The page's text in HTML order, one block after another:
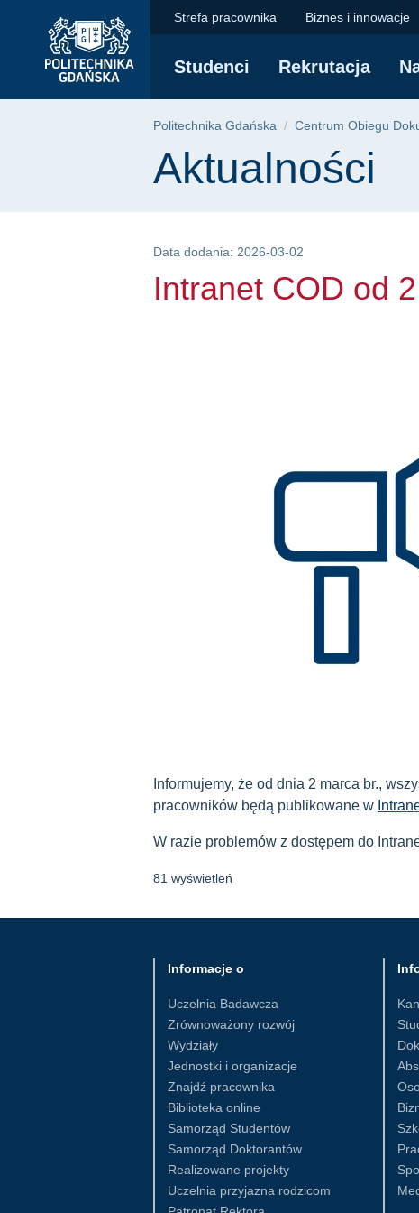
głównego
wyszukiwarki
Intranet COD od 2
Strefa pracownika Biznes i innowacje
Studenci Rekrutacja
Ścieżka
Politechnika Gdańska Centrum Obiegu
Treść strony
Aktualności
Data dodania: 2026-03-02
Intranet COD od
Informujemy, że od dnia 2 marca br.,
pracowników będą publikowane w
W razie problemów z dostępem do
81 wyświetleń
Informacje o
Uczelnia Badawcza
Zrównoważony rozwój
Wydziały
Jednostki i organizacje
Znajdź pracownika
Biblioteka online
Samorząd Studentów
Samorząd Doktorantów
Realizowane projekty
Uczelnia przyjazna rodzicom